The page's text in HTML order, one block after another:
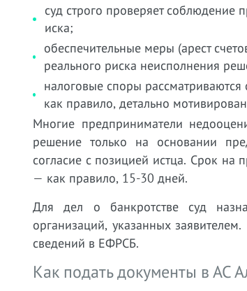
суд строго проверяет
иска;
обеспечительные меры (арест
реального риска неисполнения
налоговые споры
как правило, детально
Многие предприниматели
решение только на основании
согласие с позицией истца. Срок на
— как правило, 15-30 дней.
Для дел о банкротстве суд
организаций, указанных
сведений в ЕФРСБ.
Как подать документы в АС